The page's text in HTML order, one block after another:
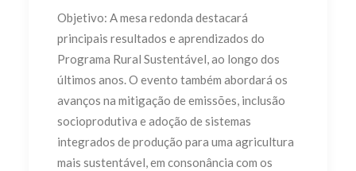
Objetivo: A mesa redonda destacará
principais resultados e aprendizados do
Programa Rural Sustentável, ao longo dos
últimos anos. O evento também abordará os
avanços na mitigação de emissões, inclusão
socioprodutiva e adoção de sistemas
integrados de produção para uma agricultura
mais sustentável, em consonância com os